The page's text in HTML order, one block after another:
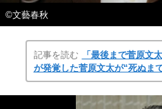
©文藝春秋
記事を読む
「最後まで菅原文
が発覚した菅原文太が“死ぬま